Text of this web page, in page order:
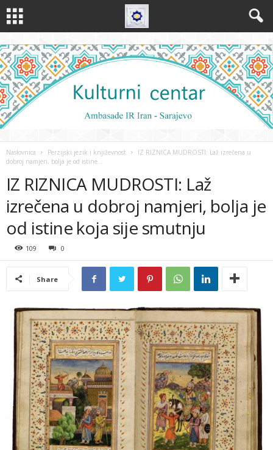
Naslovnica Perzijski jezik i književnost
IZ RIZNICA MUDROSTI: Laž izrečena u
dobroj namjeri, bolja je od istine...
IZ RIZNICA MUDROSTI: Laž
izrečena u dobroj namjeri, bolja je
od istine koja sije smutnju
109 0
Share